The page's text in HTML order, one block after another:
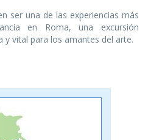
ser una de las experiencias más
en Roma, una excursión
y vital para los amantes del arte.